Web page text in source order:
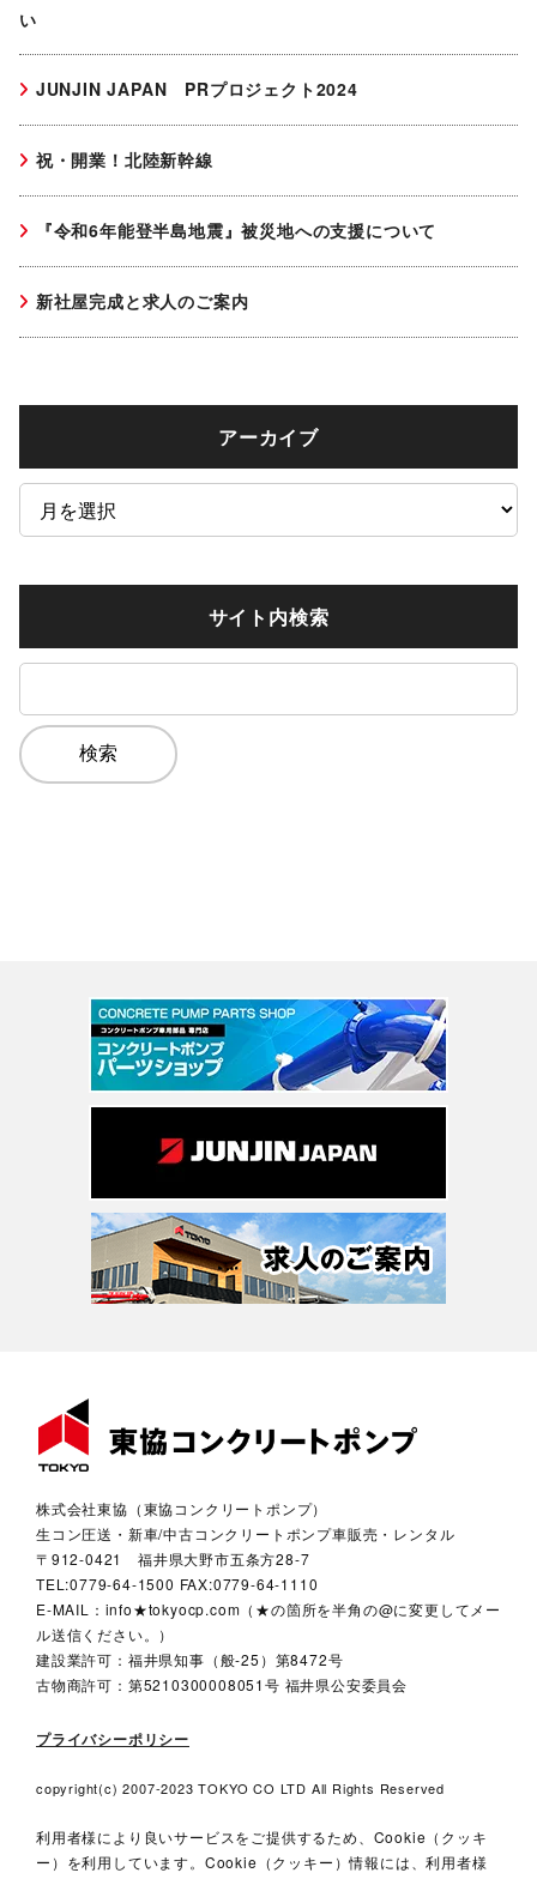
い
JUNJIN JAPAN PRプロジェクト2024
祝・開業！北陸新幹線
『令和6年能登半島地震』被災地への支援について
新社屋完成と求人のご案内
アーカイブ
ー
サイト内検索
索:
株式会社東協（東協コンクリートポンプ）
生コン圧送・新車/中古コンクリートポンプ車販売・レンタル
〒912-0421 福井県大野市五条方28-7
TEL:0779-64-1500 FAX:0779-64-1110
E-MAIL：info★tokyocp.com（★の箇所を半角の@に変更してメー
ル送信ください。）
建設業許可：福井県知事（般-25）第8472号
古物商許可：第5210300008051号 福井県公安委員会
プライバシーポリシー
copyright(c) 2007-2023 TOKYO CO LTD All Rights Reserved
利用者様により良いサービスをご提供するため、Cookie（クッキ
ー）を利用しています。 Cookie（クッキー）情報には、利用者様